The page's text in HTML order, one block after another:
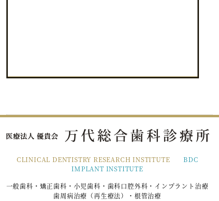
CLINICAL DENTISTRY RESEARCH INSTITUTE
BDC
IMPLANT INSTITUTE
一般歯科・矯正歯科・小児歯科・歯科口腔外科・インプラント治療
歯周病治療（再生療法）・根管治療